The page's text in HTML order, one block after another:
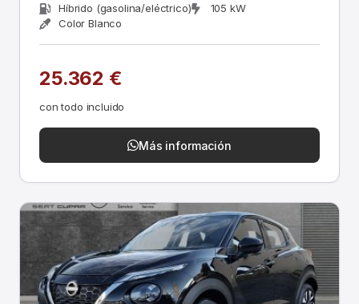
Híbrido (gasolina/eléctrico)
105 kW
Color Blanco
25.362 €
con todo incluido
Más información